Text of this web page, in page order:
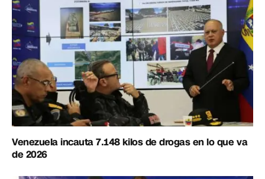
Venezuela incauta 7.148 kilos de drogas en lo que va
de 2026